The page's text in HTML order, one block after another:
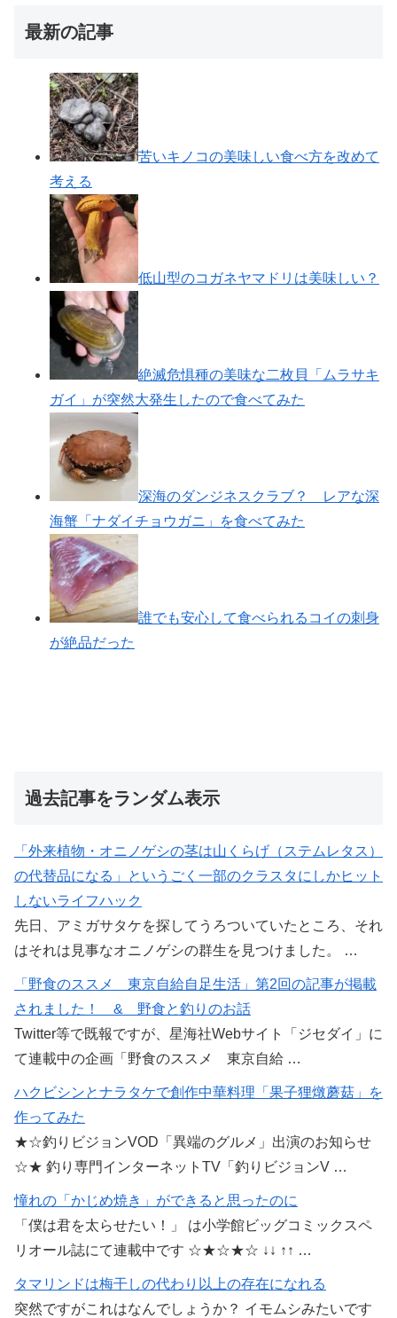
最新の記事
苦いキノコの美味しい食べ方を改めて
考える
低山型のコガネヤマドリは美味しい？
絶滅危惧種の美味な二枚貝「ムラサキ
ガイ」が突然大発生したので食べてみた
深海のダンジネスクラブ？ レアな深
海蟹「ナダイチョウガニ」を食べてみた
誰でも安心して食べられるコイの刺身
が絶品だった
過去記事をランダム表示
「外来植物・オニノゲシの茎は山くらげ（ステムレタス）
の代替品になる」というごく一部のクラスタにしかヒット
しないライフハック
先日、アミガサタケを探してうろついていたところ、それ
はそれは見事なオニノゲシの群生を見つけました。 …
「野食のススメ 東京自給自足生活」第2回の記事が掲載
されました！ & 野食と釣りのお話
Twitter等で既報ですが、星海社Webサイト「ジセダイ」に
て連載中の企画「野食のススメ 東京自給 …
ハクビシンとナラタケで創作中華料理「果子狸燉蘑菇」を
作ってみた
★☆釣りビジョンVOD「異端のグルメ」出演のお知らせ
☆★ 釣り専門インターネットTV「釣りビジョンV …
憧れの「かじめ焼き」ができると思ったのに
「僕は君を太らせたい！」 は小学館ビッグコミックスペ
リオール誌にて連載中です ☆★☆★☆ ↓↓ ↑↑ …
タマリンドは梅干しの代わり以上の存在になれる
突然ですがこれはなんでしょうか？ イモムシみたいです